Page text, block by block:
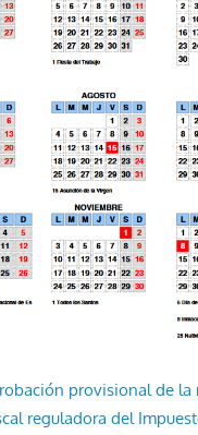
provisional de la
reguladora del